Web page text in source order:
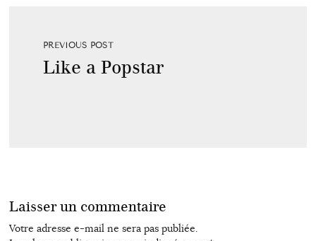
PREVIOUS POST
Like a Popstar
Laisser un commentaire
Votre adresse e-mail ne sera pas publiée.